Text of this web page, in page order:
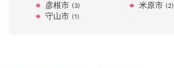
彦根市 (3) 米原市 (2)
守山市 (1)